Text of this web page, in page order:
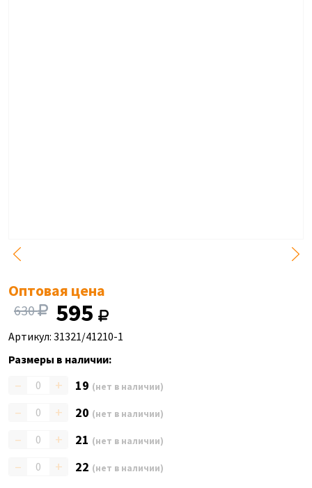
Оптовая цена
630 595
Артикул: 31321/41210-1
Размеры в наличии:
– + 19 (нет в наличии)
– + 20 (нет в наличии)
– + 21 (нет в наличии)
– + 22 (нет в наличии)